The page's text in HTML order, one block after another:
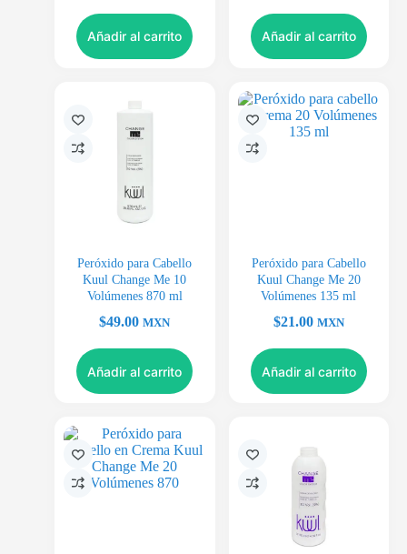
Añadir al carrito Añadir al carrito
Peróxido para Cabello
Kuul Change Me 10
Volúmenes 870 ml
$49.00 MXN
Añadir al carrito
Peróxido para Cabello
Kuul Change Me 20
Volúmenes 135 ml
$21.00 MXN
Añadir al carrito